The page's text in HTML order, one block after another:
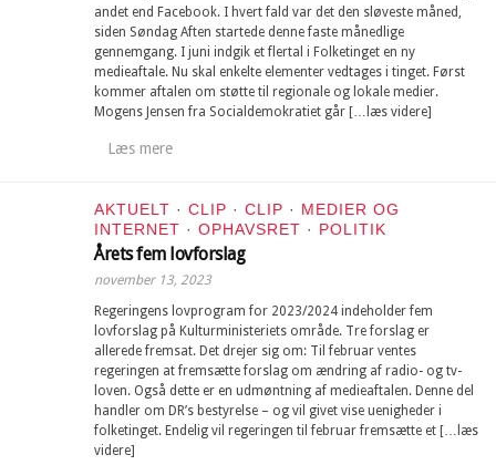
andet end Facebook. I hvert fald var det den sløveste måned,
siden Søndag Aften startede denne faste månedlige
gennemgang. I juni indgik et flertal i Folketinget en ny
medieaftale. Nu skal enkelte elementer vedtages i tinget. Først
kommer aftalen om støtte til regionale og lokale medier.
Mogens Jensen fra Socialdemokratiet går […læs videre]
Læs mere
AKTUELT · CLIP · CLIP · MEDIER OG
INTERNET · OPHAVSRET · POLITIK
Årets fem lovforslag
november 13, 2023
Regeringens lovprogram for 2023/2024 indeholder fem
lovforslag på Kulturministeriets område. Tre forslag er
allerede fremsat. Det drejer sig om: Til februar ventes
regeringen at fremsætte forslag om ændring af radio- og tv-
loven. Også dette er en udmøntning af medieaftalen. Denne del
handler om DR’s bestyrelse – og vil givet vise uenigheder i
folketinget. Endelig vil regeringen til februar fremsætte et […læs
videre]